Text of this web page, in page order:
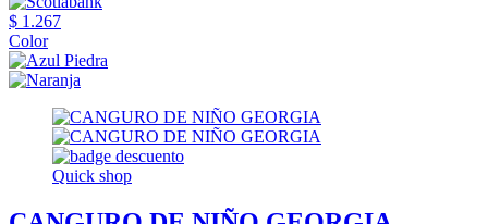
$ 1.267
Color
Quick shop